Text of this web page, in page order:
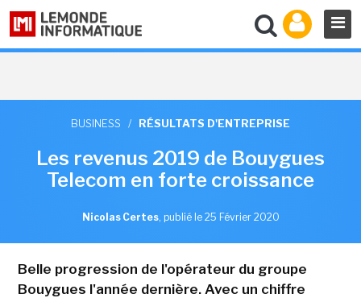
BUSINESS / RÉSULTATS D'ENTREPRISE
Les revenus 2019 de Bouygues
Telecom en forte croissance
Nicolas Certes, publié le 25 Février 2020
Belle progression de l'opérateur du groupe
Bouygues l'année dernière. Avec un chiffre